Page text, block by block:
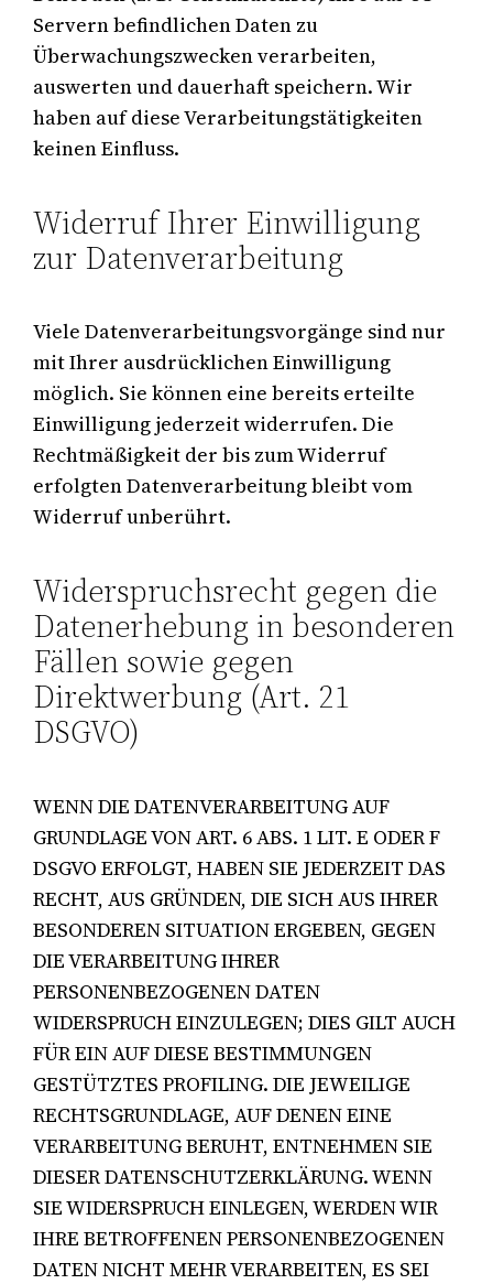
Servern befindlichen Daten zu
Überwachungszwecken verarbeiten,
auswerten und dauerhaft speichern. Wir
haben auf diese Verarbeitungstätigkeiten
keinen Einfluss.
Widerruf Ihrer Einwilligung
zur Datenverarbeitung
Viele Datenverarbeitungsvorgänge sind nur
mit Ihrer ausdrücklichen Einwilligung
möglich. Sie können eine bereits erteilte
Einwilligung jederzeit widerrufen. Die
Rechtmäßigkeit der bis zum Widerruf
erfolgten Datenverarbeitung bleibt vom
Widerruf unberührt.
Widerspruchsrecht gegen die
Datenerhebung in besonderen
Fällen sowie gegen
Direktwerbung (Art. 21
DSGVO)
WENN DIE DATENVERARBEITUNG AUF
GRUNDLAGE VON ART. 6 ABS. 1 LIT. E ODER F
DSGVO ERFOLGT, HABEN SIE JEDERZEIT DAS
RECHT, AUS GRÜNDEN, DIE SICH AUS IHRER
BESONDEREN SITUATION ERGEBEN, GEGEN
DIE VERARBEITUNG IHRER
PERSONENBEZOGENEN DATEN
WIDERSPRUCH EINZULEGEN; DIES GILT AUCH
FÜR EIN AUF DIESE BESTIMMUNGEN
GESTÜTZTES PROFILING. DIE JEWEILIGE
RECHTSGRUNDLAGE, AUF DENEN EINE
VERARBEITUNG BERUHT, ENTNEHMEN SIE
DIESER DATENSCHUTZERKLÄRUNG. WENN
SIE WIDERSPRUCH EINLEGEN, WERDEN WIR
IHRE BETROFFENEN PERSONENBEZOGENEN
DATEN NICHT MEHR VERARBEITEN, ES SEI